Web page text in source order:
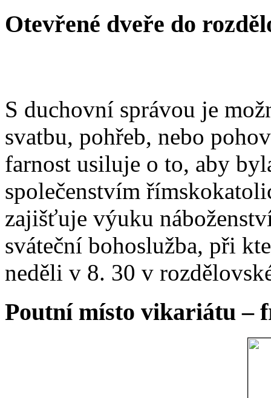
Otevřené dveře do
S duchovní správou je
svatbu, pohřeb, nebo
farnost usiluje o to, aby
společenstvím
zajišťuje výuku
sváteční bohoslužba, při
neděli v 8. 30 v
Poutní místo vikariátu –